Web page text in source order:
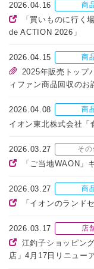
2026.04.16 商
「買いものに行く
de ACTION 2026」
2026.04.15 商
2025年販売トップ
ィファン商品回収のお
2026.04.08 商
イオン東北株式会社「
2026.03.27 その
「ご当地WAON
2026.03.27 商
「イオンのランド
2026.03.17 店
江釣子ショッピン
店」4月17日リニュー